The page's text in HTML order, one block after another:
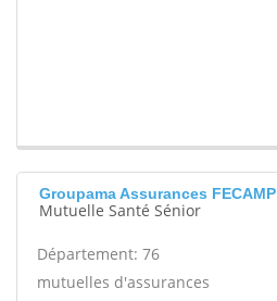
Groupama Assurances FECAMP
Mutuelle Santé Sénior
Département: 76
mutuelles d'assurances